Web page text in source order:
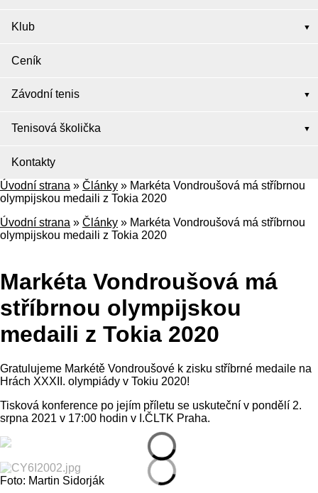
Klub
Ceník
Závodní tenis
Tenisová školička
Kontakty
Úvodní strana » Články » Markéta Vondroušová má stříbrnou
olympijskou medaili z Tokia 2020
Úvodní strana » Články » Markéta Vondroušová má stříbrnou
olympijskou medaili z Tokia 2020
Markéta Vondroušová má
stříbrnou olympijskou
medaili z Tokia 2020
Gratulujeme Markétě Vondroušové k zisku stříbrné medaile na
Hrách XXXII. olympiády v Tokiu 2020!
Tisková konference po jejím příletu se uskuteční v pondělí 2.
srpna 2021 v 17:00 hodin v I.ČLTK Praha.
Foto: Martin Sidorják